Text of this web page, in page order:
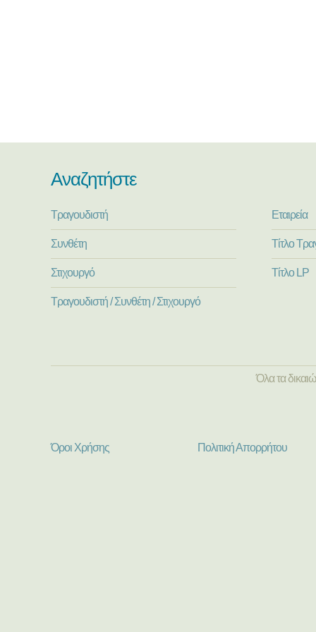
Αναζητήστε
Τραγουδιστή
Συνθέτη
Στιχουργό
Τραγουδιστή / Συνθέτη / Στιχουργό
Εταιρεία
Τίτλο
Τίτλο LP
Όλα τα
Όροι Χρήσης Πολιτική Απορρήτου